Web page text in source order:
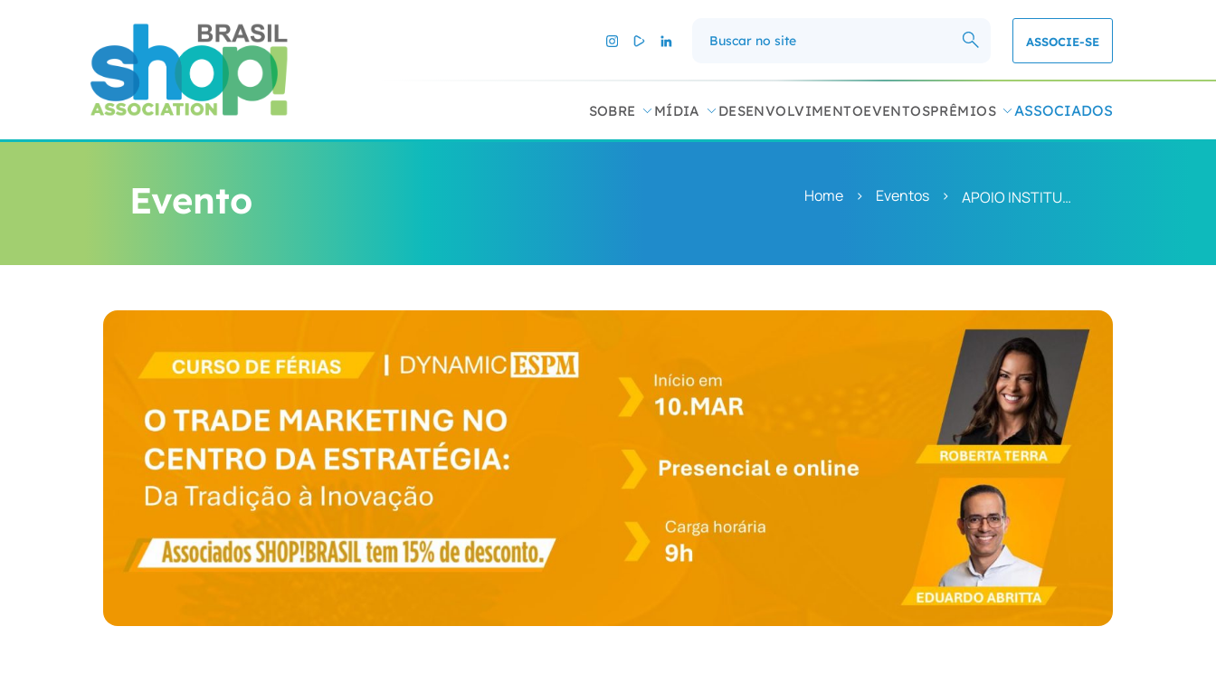
ASSOCIE-SE
SOBRE MÍDIA DESENVOLVIMENTOEVENTOSPRÊMIOS ASSOCIADOS
Evento Home > Eventos > APOIO INSTITUCIONAL SHOP!BRASIL – Curso ESPM – O Trade Marketing no Centro da Estratégia – Da Tradição à Inovação.